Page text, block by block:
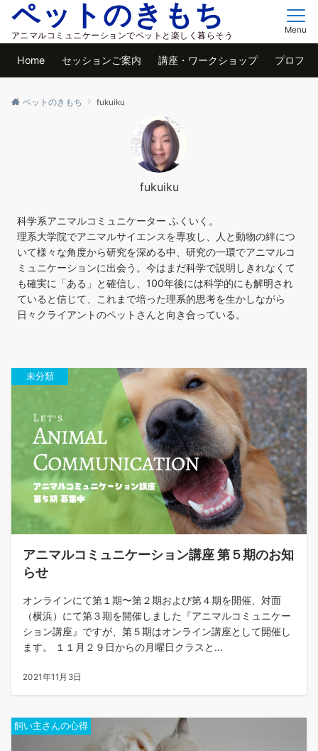
ペットのきもち
アニマルコミュニケーションでペットと楽しく暮らそう
Menu
Home セッションご案内 講座・ワークショップ プロフィ
ペットのきもち fukuiku
fukuiku
科学系アニマルコミュニケーター ふくいく。
理系大学院でアニマルサイエンスを専攻し、人と動物の絆につ
いて様々な角度から研究を深める中、研究の一環でアニマルコ
ミュニケーションに出会う。今はまだ科学で説明しきれなくて
も確実に「ある」と確信し、100年後には科学的にも解明され
ていると信じて、これまで培った理系的思考を生かしながら
日々クライアントのペットさんと向き合っている。
未分類
アニマルコミュニケーション講座 第５期のお知
らせ
オンラインにて第１期〜第２期および第４期を開催、対面
（横浜）にて第３期を開催しました『アニマルコミュニケー
ション講座』ですが、第５期はオンライン講座として開催し
ます。 １１月２９日からの月曜日クラスと...
2021年11月3日
飼い主さんの心得